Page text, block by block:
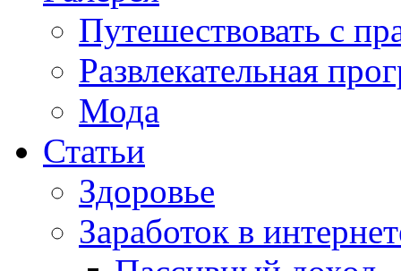
Путешествовать с
Развлекательная
Мода
Статьи
Здоровье
Заработок в